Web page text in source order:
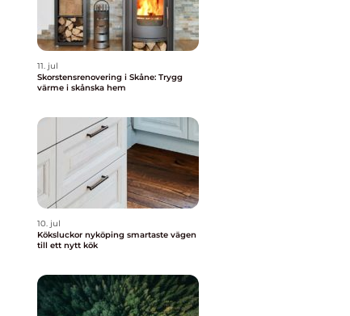
11. jul
Skorstensrenovering i Skåne: Trygg
värme i skånska hem
10. jul
Köksluckor nyköping smartaste vägen
till ett nytt kök